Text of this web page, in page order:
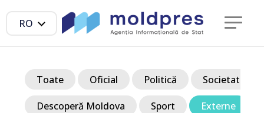
RO
Toate Oficial Politică Societate
Descoperă Moldova Sport Externe